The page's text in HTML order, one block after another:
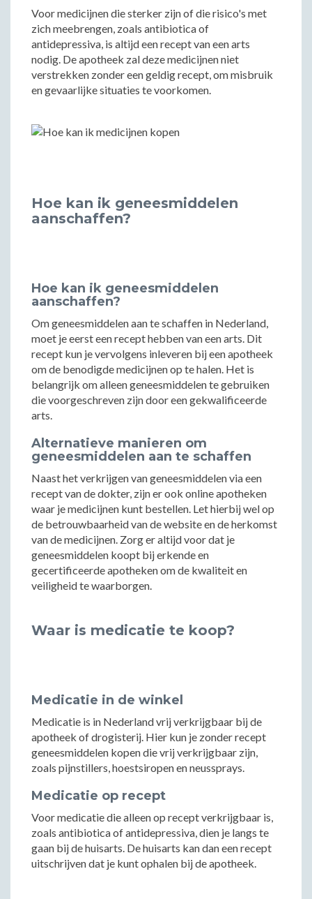
Voor medicijnen die sterker zijn of die risico's met
zich meebrengen, zoals antibiotica of
antidepressiva, is altijd een recept van een arts
nodig. De apotheek zal deze medicijnen niet
verstrekken zonder een geldig recept, om misbruik
en gevaarlijke situaties te voorkomen.
Hoe kan ik geneesmiddelen
aanschaffen?
Hoe kan ik geneesmiddelen
aanschaffen?
Om geneesmiddelen aan te schaffen in Nederland,
moet je eerst een recept hebben van een arts. Dit
recept kun je vervolgens inleveren bij een apotheek
om de benodigde medicijnen op te halen. Het is
belangrijk om alleen geneesmiddelen te gebruiken
die voorgeschreven zijn door een gekwalificeerde
arts.
Alternatieve manieren om
geneesmiddelen aan te schaffen
Naast het verkrijgen van geneesmiddelen via een
recept van de dokter, zijn er ook online apotheken
waar je medicijnen kunt bestellen. Let hierbij wel op
de betrouwbaarheid van de website en de herkomst
van de medicijnen. Zorg er altijd voor dat je
geneesmiddelen koopt bij erkende en
gecertificeerde apotheken om de kwaliteit en
veiligheid te waarborgen.
Waar is medicatie te koop?
Medicatie in de winkel
Medicatie is in Nederland vrij verkrijgbaar bij de
apotheek of drogisterij. Hier kun je zonder recept
geneesmiddelen kopen die vrij verkrijgbaar zijn,
zoals pijnstillers, hoestsiropen en neussprays.
Medicatie op recept
Voor medicatie die alleen op recept verkrijgbaar is,
zoals antibiotica of antidepressiva, dien je langs te
gaan bij de huisarts. De huisarts kan dan een recept
uitschrijven dat je kunt ophalen bij de apotheek.